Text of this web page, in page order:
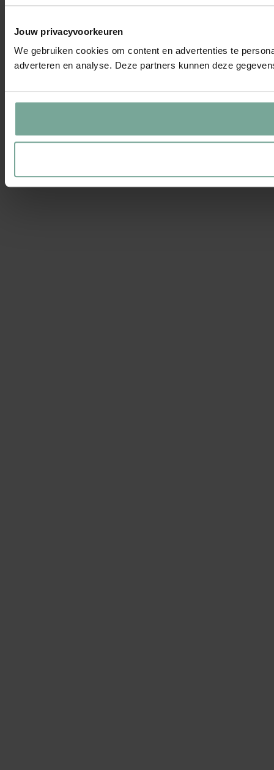
Jouw privacyvoorkeuren
We gebruiken cookies om content en advertenties te
adverteren en analyse. Deze partners kunnen deze